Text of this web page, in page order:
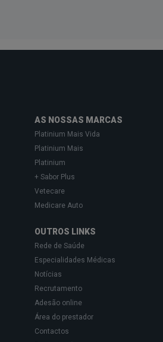
AS NOSSAS MARCAS
Platinium Mais Vida
Platinium Mais
Platinium
+ Sabor Plus
Vetecare
Medicare Auto
OUTROS LINKS
Rede de Saúde
Especialidades Médicas
Notícias
Recrutamento
Adesão online
Área do prestador
Contactos